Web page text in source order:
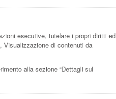
esecutive, tutelare i propri diritti ed
Visualizzazione di contenuti da
alla sezione “Dettagli sul